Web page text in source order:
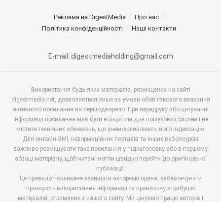
Реклама на DigestMedia
Про нас
Політика конфіденційності
Наші контакти
E-mail: digestmediaholding@gmail.com
Використання будь-яких матеріалів, розміщених на сайті
digestmedia.net, дозволяється лише за умови обов’язкового вказання
активного посилання на першоджерело. При передруку або цитуванні
інформації посилання має бути відкритим для пошукових систем і не
містити технічних обмежень, що унеможливлюють його індексацію.
Для онлайн-ЗМІ, інформаційних порталів та інших веб-ресурсів
важливо розміщувати таке посилання у підзаголовку або в першому
абзаці матеріалу, щоб читачі могли швидко перейти до оригінальної
публікації.
Це правило покликане захищати авторські права, забезпечувати
прозорість використання інформації та правильну атрибуцію
матеріалів, отриманих з нашого сайту. Ми цінуємо працю авторів і